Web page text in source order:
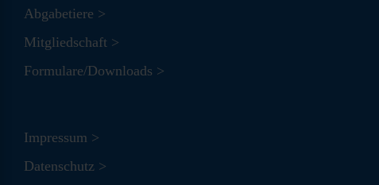
Abgabetiere >
Mitgliedschaft >
Formulare/Downloads >
Impressum >
Datenschutz >